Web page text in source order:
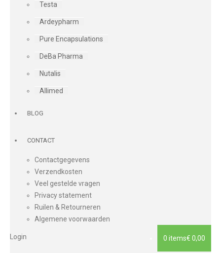
Testa
Ardeypharm
Pure Encapsulations
DeBa Pharma
Nutalis
Allimed
BLOG
CONTACT
Contactgegevens
Verzendkosten
Veel gestelde vragen
Privacy statement
Ruilen & Retourneren
Algemene voorwaarden
0 items€ 0,00
Login